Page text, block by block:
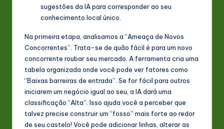
sugestões da IA para corresponder ao seu
conhecimento local único.
Na primeira etapa, analisamos a “Ameaça de Novos
Concorrentes”. Trata-se de quão fácil é para um novo
concorrente roubar seu mercado. A ferramenta cria uma
tabela organizada onde você pode ver fatores como
“Baixas barreiras de entrada”. Se for fácil para outros
iniciarem um negócio igual ao seu, a IA dará uma
classificação “Alta”. Isso ajuda você a perceber que
talvez precise construir um “fosso” mais forte ao redor
de seu castelo! Você pode adicionar linhas, alterar as